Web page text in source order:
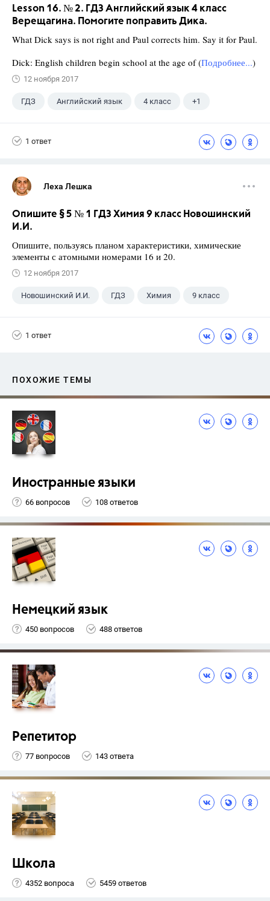
Lesson 16. № 2. ГДЗ Английский язык 4 класс
Верещагина. Помогите поправить Дика.
What Dick says is not right and Paul corrects him. Say it for Paul.
Dick: English children begin school at the age of (Подробнее...)
12 ноября 2017
ГДЗ Английский язык 4 класс +1
1 ответ
Леха Лешка
Опишите § 5 № 1 ГДЗ Химия 9 класс Новошинский
И.И.
Опишите, пользуясь планом характеристики, химические
элементы с атомными номерами 16 и 20.
12 ноября 2017
Новошинский И.И. ГДЗ Химия 9 класс
1 ответ
ПОХОЖИЕ ТЕМЫ
Иностранные языки
66 вопросов 108 ответов
Немецкий язык
450 вопросов 488 ответов
Репетитор
77 вопросов 143 ответа
Школа
4352 вопроса 5459 ответов